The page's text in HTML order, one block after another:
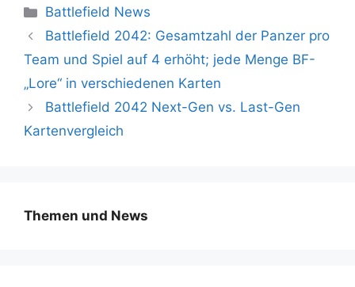
zu dieser Zeit bieten
konnte. Während Call of
Bodenkampf hatte, Steel
Beasts ein solides
Panzer-Gameplay und
Combat…
Kategorien
Battlefield News
Battlefield 2042: Gesamtzahl der Panzer pro
Team und Spiel auf 4 erhöht; jede Menge BF-
„Lore“ in verschiedenen Karten
Battlefield 2042 Next-Gen vs. Last-Gen
Kartenvergleich
Themen und News